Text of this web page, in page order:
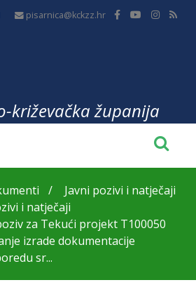
pisarnica@kckzz.hr
križevačka županija
Javni pozivi i natječaji
i natječaji
za Tekući projekt T100050
izrade dokumentacije
sr...